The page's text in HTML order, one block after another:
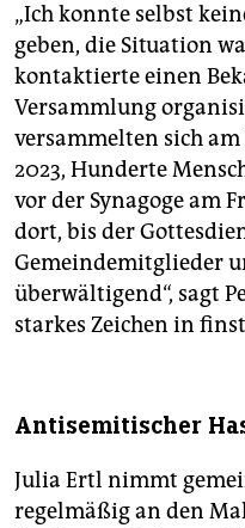
„Ich konnte selbst
geben, die Situation
kontaktierte einen
Versammlung
versammelten sich am
2023, Hunderte
vor der Synagoge am
dort, bis der
Gemeindemitglieder
überwältigend“, sagt
starkes Zeichen in
Antisemitischer
Julia Ertl nimmt
regelmäßig an den